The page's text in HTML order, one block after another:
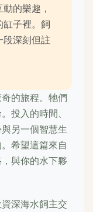
的樂趣，
子裡。飼
深刻但註
的旅程。牠們
投入的時間、
另一個智慧生
希望這篇來自
與你的水下夥
深海水飼主交